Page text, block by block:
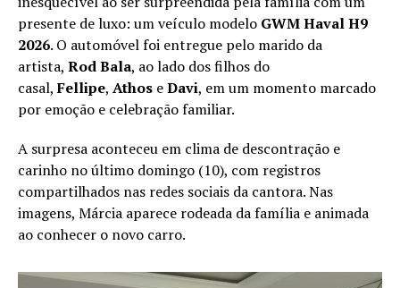
presente de luxo: um veículo modelo GWM Haval H9
2026. O automóvel foi entregue pelo marido da
artista, Rod Bala, ao lado dos filhos do
casal,Fellipe, Athos eDavi, em um momento marcado
por emoção e celebração familiar.
A surpresa aconteceu em clima de descontração e
carinho no último domingo (10), com registros
compartilhados nas redes sociais da cantora. Nas
imagens, Márcia aparece rodeada da família e animada
ao conhecer o novo carro.